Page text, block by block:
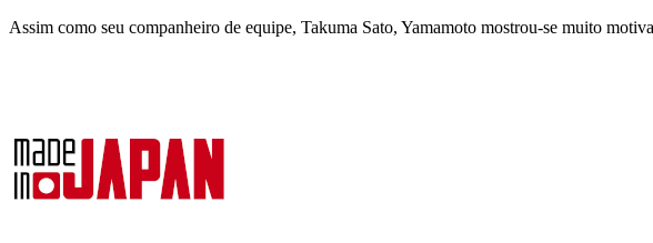
Assim como seu companheiro de equipe, Takuma Sato, Yamamoto mostrou-se muito